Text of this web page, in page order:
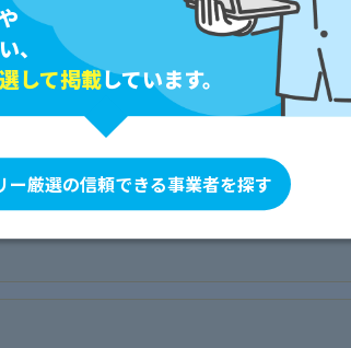
でも気軽に送ることができました。集荷も簡
、
して掲載しています。
ー厳選の信頼できる事業者を探す